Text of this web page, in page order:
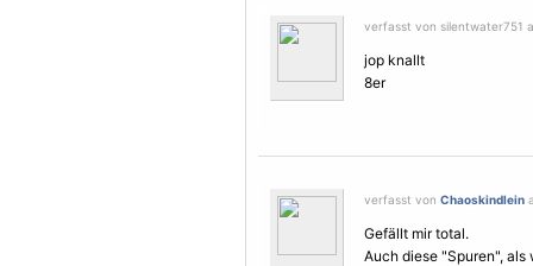
verfasst von silentwater751
jop knallt
8er
verfasst von Chaoskindlein
Gefällt mir total.
Auch diese "Spuren",